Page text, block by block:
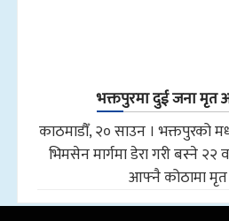
भक्तपुरमा दुई जना मृत
काठमाडौँ, २० साउन । भक्तपुरको
भिमसेन मार्गमा डेरा गरी बस्ने २२
आफ्नै कोठामा मृत